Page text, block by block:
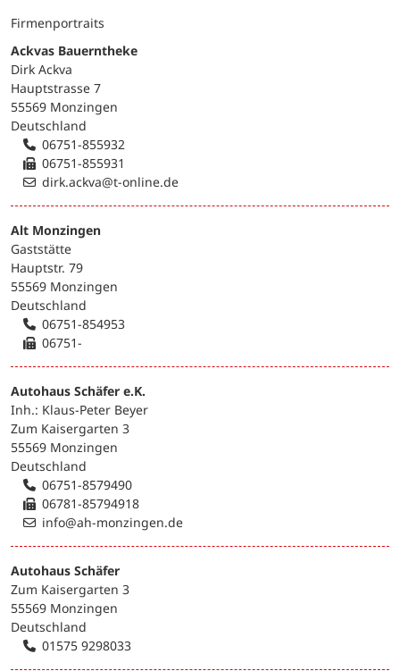
Firmenportraits
Ackvas Bauerntheke
Dirk Ackva
Hauptstrasse 7
55569 Monzingen
Deutschland
06751-855932
06751-855931
dirk.ackva@t-online.de
Alt Monzingen
Gaststätte
Hauptstr. 79
55569 Monzingen
Deutschland
06751-854953
06751-
Autohaus Schäfer e.K.
Inh.: Klaus-Peter Beyer
Zum Kaisergarten 3
55569 Monzingen
Deutschland
06751-8579490
06781-85794918
info@ah-monzingen.de
Autohaus Schäfer
Zum Kaisergarten 3
55569 Monzingen
Deutschland
01575 9298033